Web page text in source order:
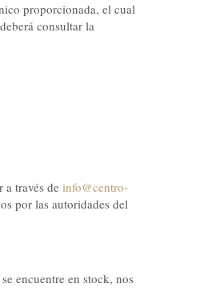
proporcionada, el cual
consultar la
a través de info@centro-
por las autoridades del
encuentre en stock, nos